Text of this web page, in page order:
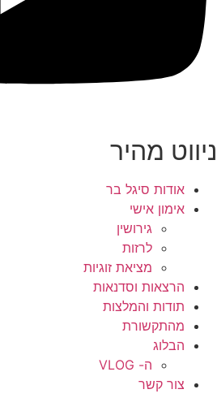
ניווט מהיר
אודות סיגל בר
אימון אישי
גירושין
לרזות
מציאת זוגיות
הרצאות וסדנאות
תודות והמלצות
מהתקשורת
הבלוג
ה- VLOG
צור קשר